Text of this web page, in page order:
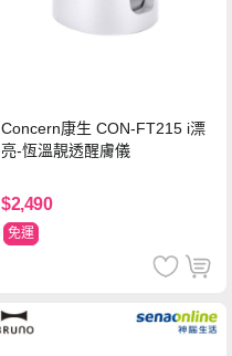
Concern康生 CON-FT215 i漂
亮-恆溫靚透醒膚儀
$2,490
免運